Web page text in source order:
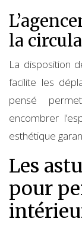
la
La disposition
facilite les
pensé
encombrer
esthétique
Les
pour